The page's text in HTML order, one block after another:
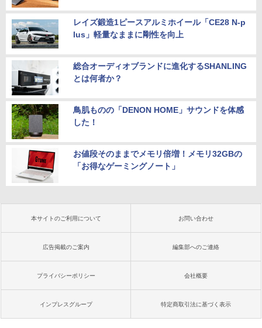
レイズ鍛造1ピースアルミホイール「CE28 N-p
lus」軽量なままに剛性を向上
総合オーディオブランドに進化するSHANLING
とは何者か？
鳥肌ものの「DENON HOME」サウンドを体感
した！
お値段そのままでメモリ倍増！メモリ32GBの
「お得なゲーミングノート」
本サイトのご利用について お問い合わせ
広告掲載のご案内 編集部へのご連絡
プライバシーポリシー 会社概要
インプレスグループ 特定商取引法に基づく表示